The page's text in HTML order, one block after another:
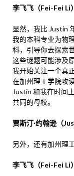
李飞飞（Fei-Fei Li）
显然，我比 Justin
我的本科专业为物
科，引导你去探索
这些谜题可能涉及
我开始关注一个真
在加州理工学院攻
Justin 和我在时间
共同的母校。
贾斯汀·约翰逊（
另外，还有加州理
李飞飞（Fei-Fei Li）